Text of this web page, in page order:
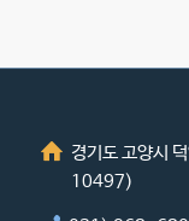
경기도 고양시
10497)